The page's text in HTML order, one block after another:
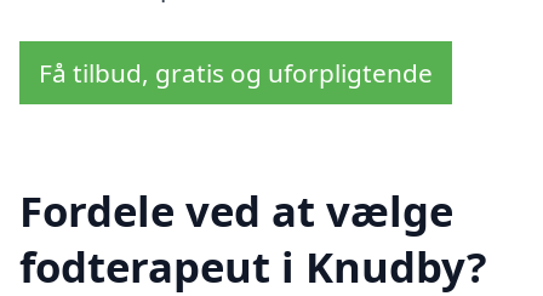
Få tilbud, gratis og uforpligtende
Fordele ved at vælge
fodterapeut i Knudby?